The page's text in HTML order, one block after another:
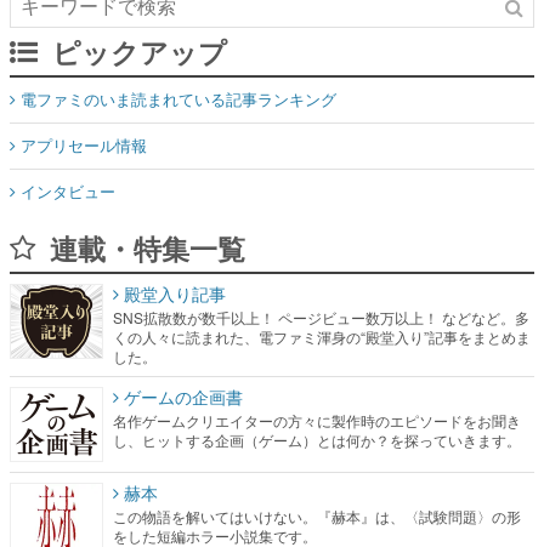
ピックアップ
電ファミのいま読まれている記事ランキング
アプリセール情報
インタビュー
連載・特集一覧
殿堂入り記事
SNS拡散数が数千以上！ ページビュー数万以上！ などなど。多
くの人々に読まれた、電ファミ渾身の“殿堂入り”記事をまとめま
した。
ゲームの企画書
名作ゲームクリエイターの方々に製作時のエピソードをお聞き
し、ヒットする企画（ゲーム）とは何か？を探っていきます。
赫本
この物語を解いてはいけない。『赫本』は、〈試験問題〉の形
をした短編ホラー小説集です。